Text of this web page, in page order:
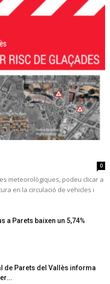
0
meteorològiques, podeu clicar a
en la circulació de vehicles i
a Parets baixen un 5,74%
de Parets del Vallès informa